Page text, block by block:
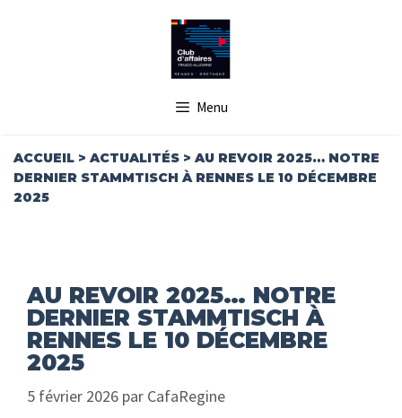
Menu
ACCUEIL > ACTUALITÉS > AU REVOIR 2025… NOTRE
DERNIER STAMMTISCH À RENNES LE 10 DÉCEMBRE
2025
AU REVOIR 2025… NOTRE
DERNIER STAMMTISCH À
RENNES LE 10 DÉCEMBRE
2025
5 février 2026 par CafaRegine